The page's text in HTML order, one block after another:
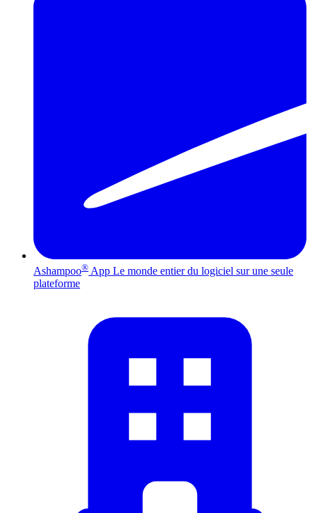
Ashampoo® App Le monde entier du logiciel sur une seule
plateforme